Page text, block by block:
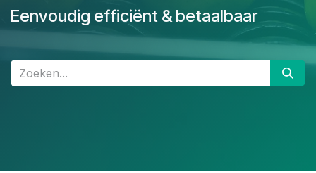
Eenvoudig efficiënt & betaalbaar